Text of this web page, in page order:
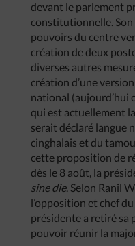
devant le parlement
constitutionnelle.
pouvoirs du centre
création de deux
diverses autres
création d’une
national (aujourd’hui
qui est actuellement
serait déclaré langue
cinghalais et du
cette proposition de
dès le 8 août, la
sinedie. Selon Ranil
l’opposition et chef
présidente a retiré sa
pouvoir réunir la